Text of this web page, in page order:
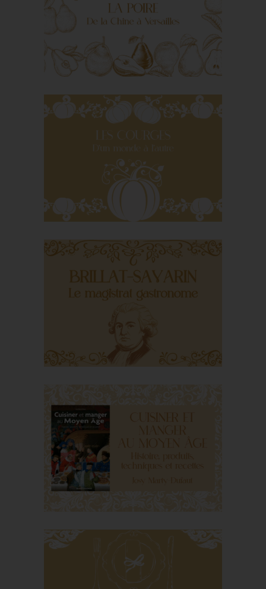
fromage des Gaulois
La poire – De la Chine
à Versailles
Les courges, d’un
monde à l’autre
Brillat-Savarin, le
magistrat gastronome
Cuisiner et manger au